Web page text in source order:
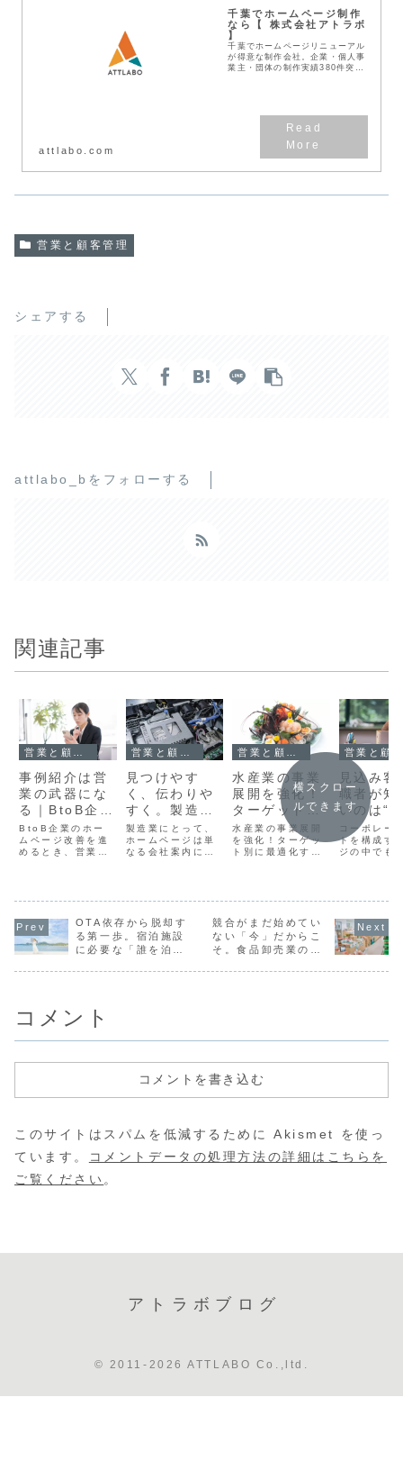
千葉でホームページ制作
なら【 株式会社アトラボ
】
千葉でホームページリニューアル
が得意な制作会社。企業・個人事
業主・団体の制作実績380件突
attlabo.com
営業と顧客管理
シェアする
attlabo_bをフォローする
関連記事
事例紹介は営
業の武器にな
る｜BtoB企業
がホームペー
ジに載せるべ
き理由
BtoB企業のホー
ムページ改善を進
めるとき、営業部
につながる導線を
強くしたい」「価
格や強みをもっと
前面に出したい」
見つけやす
く、伝わりや
すく。製造業
サイトの製品
ページ設計5
つの鉄則
製造業にとって、
ホームページは単
なる会社案内にと
領域を伝える重要
な役割を担ってい
ます。 日本を代表
するような精密機
水産業の事業
展開を強化！
ターゲット別
に最適化する
ホームページ
戦略
水産業の事業展開
を強化！ターゲッ
ト別に最適化する
です。漁業・水産
加工・卸売・小
売・直販といった
多様な形態の事業
見込み客
職者が知
いのは“
こ”じゃ
事業案内
ジの設計
コーポレー
トを構成す
ジの中でも
業のサービ
品を紹介す
ページは、
「顔」とな
横スクロー
ルできます
OTA依存から脱却す
る第一歩。宿泊施設
に必要な「誰を泊め
競合がまだ始めてい
ない「今」だからこ
そ。食品卸売業の
コメント
コメントを書き込む
このサイトはスパムを低減するために Akismet を使っ
ています。
コメントデータの処理方法の詳細はこちらを
ご覧ください 。
アトラボブログ
© 2011-2026 ATTLABO Co.,ltd.